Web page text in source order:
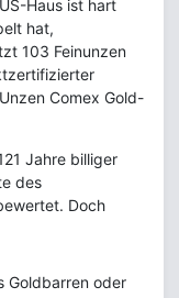
Haus ist hart
hat,
103 Feinunzen
Comex Gold-
Jahre billiger
des
Doch
Goldbarren oder